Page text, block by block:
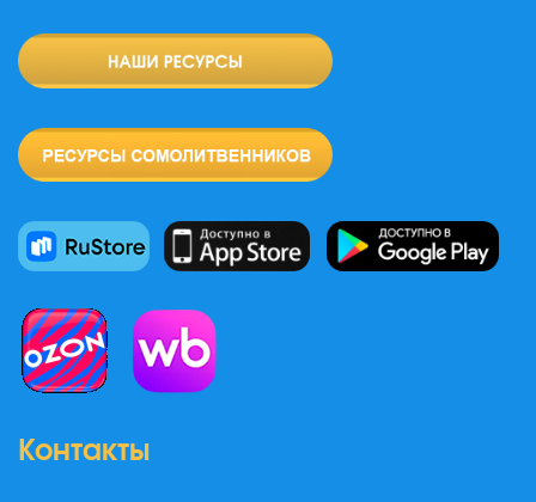
Контакты